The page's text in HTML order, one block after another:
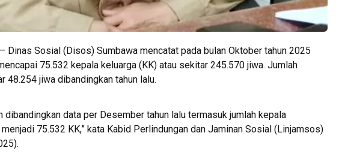
Dinas Sosial (Disos) Sumbawa mencatat pada bulan Oktober tahun 2025
75.532 kepala keluarga (KK) atau sekitar 245.570 jiwa. Jumlah
48.254 jiwa dibandingkan tahun lalu.
dibandingkan data per Desember tahun lalu termasuk jumlah kepala
75.532 KK,” kata Kabid Perlindungan dan Jaminan Sosial (Linjamsos)